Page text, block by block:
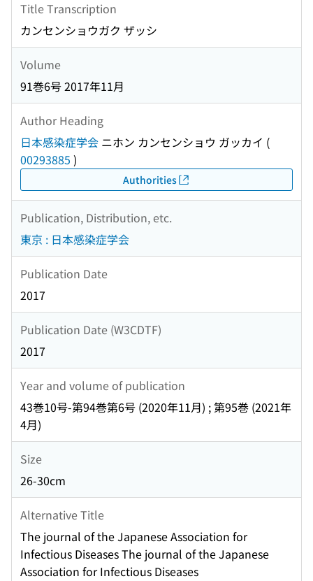
Title Transcription
カンセンショウガク ザッシ
Volume
91巻6号 2017年11月
Author Heading
日本感染症学会 ニホン カンセンショウ ガッカイ (
00293885 )
Authorities
Publication, Distribution, etc.
東京 : 日本感染症学会
Publication Date
2017
Publication Date (W3CDTF)
2017
Year and volume of publication
43巻10号-第94巻第6号 (2020年11月) ; 第95巻 (2021年
4月)
Size
26-30cm
Alternative Title
The journal of the Japanese Association for
Infectious Diseases The journal of the Japanese
Association for Infectious Diseases